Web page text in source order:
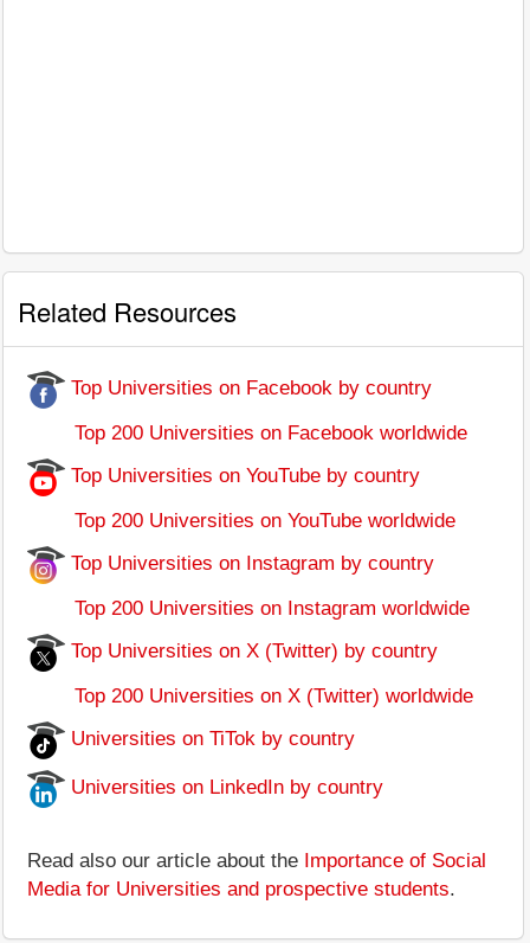
Related Resources
Top Universities on Facebook by country
Top 200 Universities on Facebook worldwide
Top Universities on YouTube by country
Top 200 Universities on YouTube worldwide
Top Universities on Instagram by country
Top 200 Universities on Instagram worldwide
Top Universities on X (Twitter) by country
Top 200 Universities on X (Twitter) worldwide
Universities on TiTok by country
Universities on LinkedIn by country
Read also our article about the Importance of Social
Media for Universities and prospective students.